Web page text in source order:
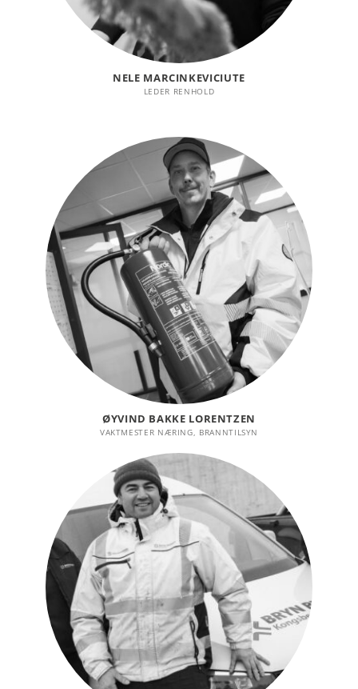
NELE MARCINKEVICIUTE
LEDER RENHOLD
ØYVIND BAKKE LORENTZEN
VAKTMESTER NÆRING, BRANNTILSYN